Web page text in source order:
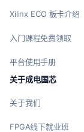
Xilinx ECO 板卡介绍
入门课程免费领取
平台使用手册
关于成电国芯
关于我们
FPGA线下就业班